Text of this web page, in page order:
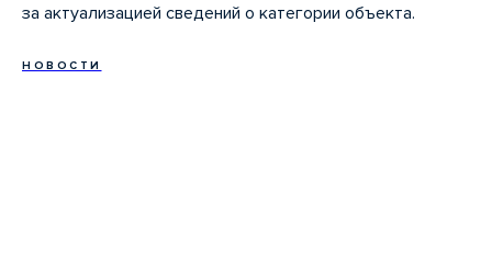
за актуализацией сведений о категории объекта.
НОВОСТИ